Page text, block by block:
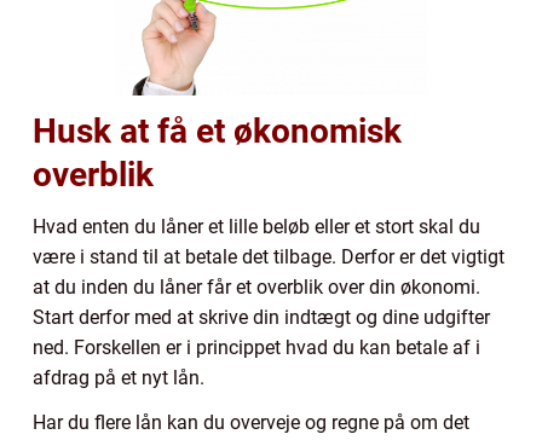
Husk at få et økonomisk
overblik
Hvad enten du låner et lille beløb eller et stort skal du
være i stand til at betale det tilbage. Derfor er det vigtigt
at du inden du låner får et overblik over din økonomi.
Start derfor med at skrive din indtægt og dine udgifter
ned. Forskellen er i princippet hvad du kan betale af i
afdrag på et nyt lån.
Har du flere lån kan du overveje og regne på om det